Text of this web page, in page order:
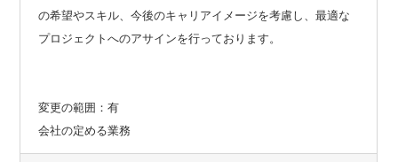
の希望やスキル、今後のキャリアイメージを考慮し、最適な
プロジェクトへのアサインを行っております。
変更の範囲：有
会社の定める業務